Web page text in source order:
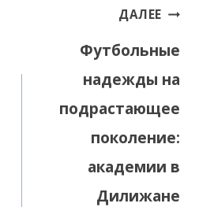
ДАЛЕЕ
Футбольные
надежды на
подрастающее
поколение:
академии в
Дилижане